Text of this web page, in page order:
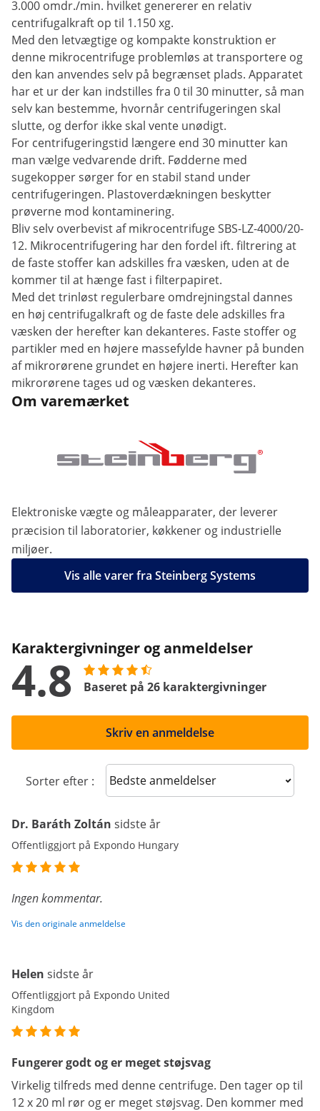
3.000 omdr./min. hvilket genererer en relativ
centrifugalkraft op til 1.150 xg.
Med den letvægtige og kompakte konstruktion er
denne mikrocentrifuge problemløs at transportere og
den kan anvendes selv på begrænset plads. Apparatet
har et ur der kan indstilles fra 0 til 30 minutter, så man
selv kan bestemme, hvornår centrifugeringen skal
slutte, og derfor ikke skal vente unødigt.
For centrifugeringstid længere end 30 minutter kan
man vælge vedvarende drift. Fødderne med
sugekopper sørger for en stabil stand under
centrifugeringen. Plastoverdækningen beskytter
prøverne mod kontaminering.
Bliv selv overbevist af mikrocentrifuge SBS-LZ-4000/20-
12. Mikrocentrifugering har den fordel ift. filtrering at
de faste stoffer kan adskilles fra væsken, uden at de
kommer til at hænge fast i filterpapiret.
Med det trinløst regulerbare omdrejningstal dannes
en høj centrifugalkraft og de faste dele adskilles fra
væsken der herefter kan dekanteres. Faste stoffer og
partikler med en højere massefylde havner på bunden
af mikrorørene grundet en højere inerti. Herefter kan
mikrorørene tages ud og væsken dekanteres.
Om varemærket
Elektroniske vægte og måleapparater, der leverer
præcision til laboratorier, køkkener og industrielle
miljøer.
Vis alle varer fra Steinberg Systems
Karaktergivninger og anmeldelser
4.8 Baseret på 26 karaktergivninger
Skriv en anmeldelse
Sorter efter : Sort reviews
Dr. Baráth Zoltán sidste år
Offentliggjort på Expondo Hungary
Ingen kommentar.
Vis den originale anmeldelse
Helen sidste år
Offentliggjort på Expondo United
Kingdom
Fungerer godt og er meget støjsvag
Virkelig tilfreds med denne centrifuge. Den tager op til
12 x 20 ml rør og er meget støjsvag. Den kommer med